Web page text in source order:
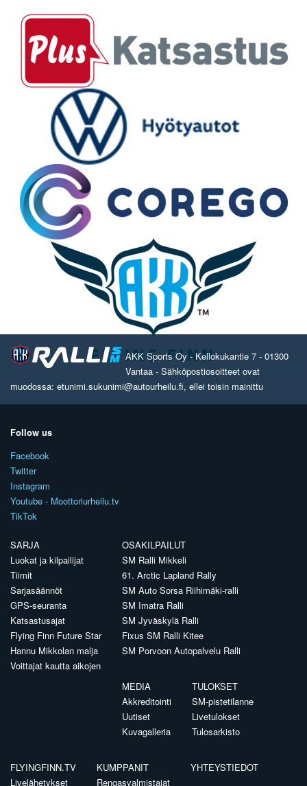
AKK Sports Oy - Kellokukantie 7 - 01300
Vantaa - Sähköpostiosoitteet ovat
muodossa: etunimi.sukunimi@autourheilu.fi, ellei toisin mainittu
Follow us
Facebook
Twitter
Instagram
Youtube - Moottoriurheilu.tv
TikTok
SARJA
Luokat ja kilpailijat
Tiimit
Sarjasäännöt
GPS-seuranta
Katsastusajat
Flying Finn Future Star
Hannu Mikkolan malja
Voittajat kautta aikojen
OSAKILPAILUT
SM Ralli Mikkeli
61. Arctic Lapland Rally
SM Auto Sorsa Riihimäki-ralli
SM Imatra Ralli
SM Jyväskylä Ralli
Fixus SM Ralli Kitee
SM Porvoon Autopalvelu Ralli
MEDIA
Akkreditointi
Uutiset
Kuvagalleria
TULOKSET
SM-pistetilanne
Livetulokset
Tulosarkisto
FLYINGFINN.TV
Livelähetykset
KUMPPANIT
Rengasvalmistajat
YHTEYSTIEDOT